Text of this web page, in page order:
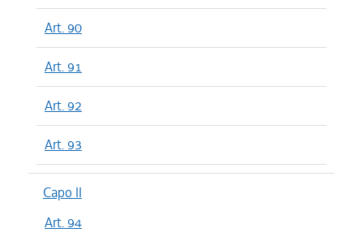
Art. 90
Art. 91
Art. 92
Art. 93
Capo II
Art. 94